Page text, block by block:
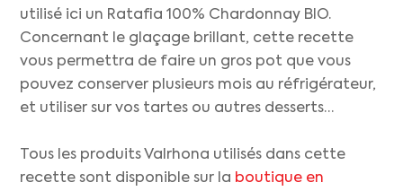
utilisé ici un Ratafia 100% Chardonnay BIO.
Concernant le glaçage brillant, cette recette
vous permettra de faire un gros pot que vous
pouvez conserver plusieurs mois au réfrigérateur,
et utiliser sur vos tartes ou autres desserts…
Tous les produits Valrhona utilisés dans cette
recette sont disponible sur la boutique en